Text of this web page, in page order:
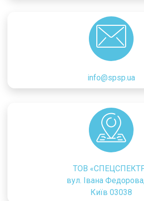
info@spsp.ua
ТОВ
вул. Івана
Київ 03038